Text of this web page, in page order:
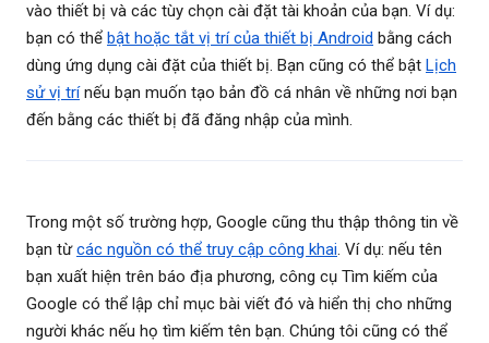
vào thiết bị và các tùy chọn cài đặt tài khoản của bạn. Ví dụ:
bạn có thể bật hoặc tắt vị trí của thiết bị Android bằng cách
dùng ứng dụng cài đặt của thiết bị. Bạn cũng có thể bật Lịch
sử vị trínếu bạn muốn tạo bản đồ cá nhân về những nơi bạn
đến bằng các thiết bị đã đăng nhập của mình.
Trong một số trường hợp, Google cũng thu thập thông tin về
bạn từcác nguồn có thể truy cập công khai. Ví dụ: nếu tên
bạn xuất hiện trên báo địa phương, công cụ Tìm kiếm của
Google có thể lập chỉ mục bài viết đó và hiển thị cho những
người khác nếu họ tìm kiếm tên bạn. Chúng tôi cũng có thể